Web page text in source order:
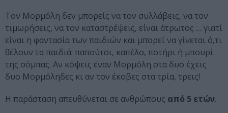
Τον Μορμόλη δεν μπορείς να τον συλλάβεις, να τον
τιμωρήσεις, να τον καταστρέψεις, είναι άτρωτος … γιατί
είναι η φαντασία των παιδιών και μπορεί να γίνεται ό,τι
θέλουν τα παιδιά: παπούτσι, καπέλο, ποτήρι ή μπουρί
της σόμπας. Αν κόψεις έναν Μορμόλη στα δυο έχεις
δυο Μορμόληδες κι αν τον έκοβες στα τρία, τρεις!
Η παράσταση απευθύνεται σε ανθρώπους από 5 ετών.